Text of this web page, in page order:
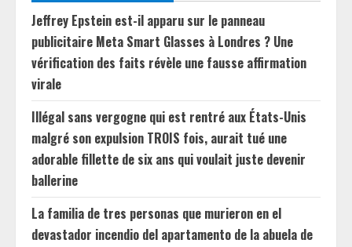
Jeffrey Epstein est-il apparu sur le panneau
publicitaire Meta Smart Glasses à Londres ? Une
vérification des faits révèle une fausse affirmation
virale
Illégal sans vergogne qui est rentré aux États-Unis
malgré son expulsion TROIS fois, aurait tué une
adorable fillette de six ans qui voulait juste devenir
ballerine
La familia de tres personas que murieron en el
devastador incendio del apartamento de la abuela de